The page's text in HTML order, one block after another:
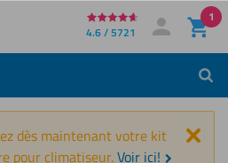
4.6 / 5721 Mon compte
Se connecter
1
dès maintenant votre kit
pour climatiseur.Voir ici!